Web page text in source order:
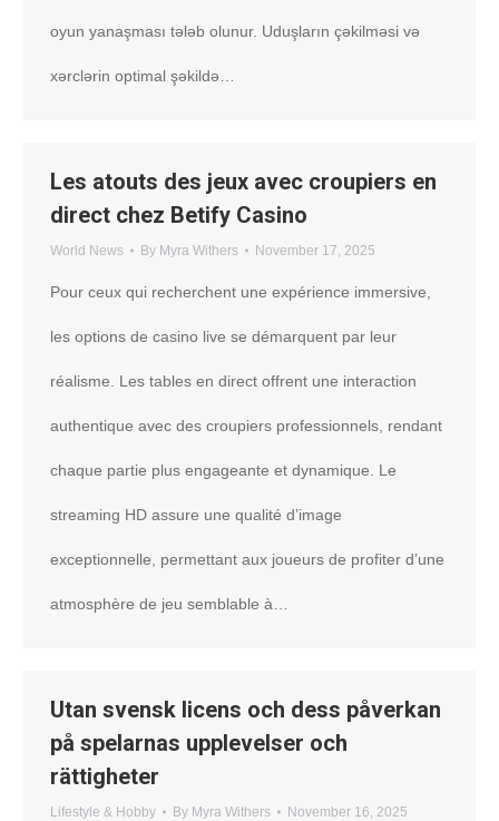
oyun yanaşması tələb olunur. Uduşların çəkilməsi və
xərclərin optimal şəkildə…
Les atouts des jeux avec croupiers en
direct chez Betify Casino
World News By Myra Withers November 17, 2025
Pour ceux qui recherchent une expérience immersive,
les options de casino live se démarquent par leur
réalisme. Les tables en direct offrent une interaction
authentique avec des croupiers professionnels, rendant
chaque partie plus engageante et dynamique. Le
streaming HD assure une qualité d’image
exceptionnelle, permettant aux joueurs de profiter d’une
atmosphère de jeu semblable à…
Utan svensk licens och dess påverkan
på spelarnas upplevelser och
rättigheter
Lifestyle & Hobby By Myra Withers November 16, 2025